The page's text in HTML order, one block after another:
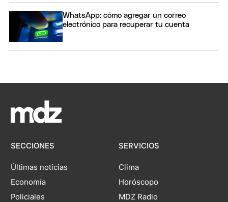
WhatsApp: cómo agregar un correo
electrónico para recuperar tu cuenta
SECCIONES
Últimas noticias
Economía
Policiales
SERVICIOS
Clima
Horóscopo
MDZ Radio